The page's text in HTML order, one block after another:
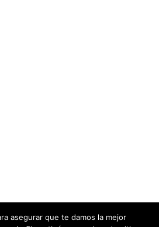
asegurar que te damos la mejor